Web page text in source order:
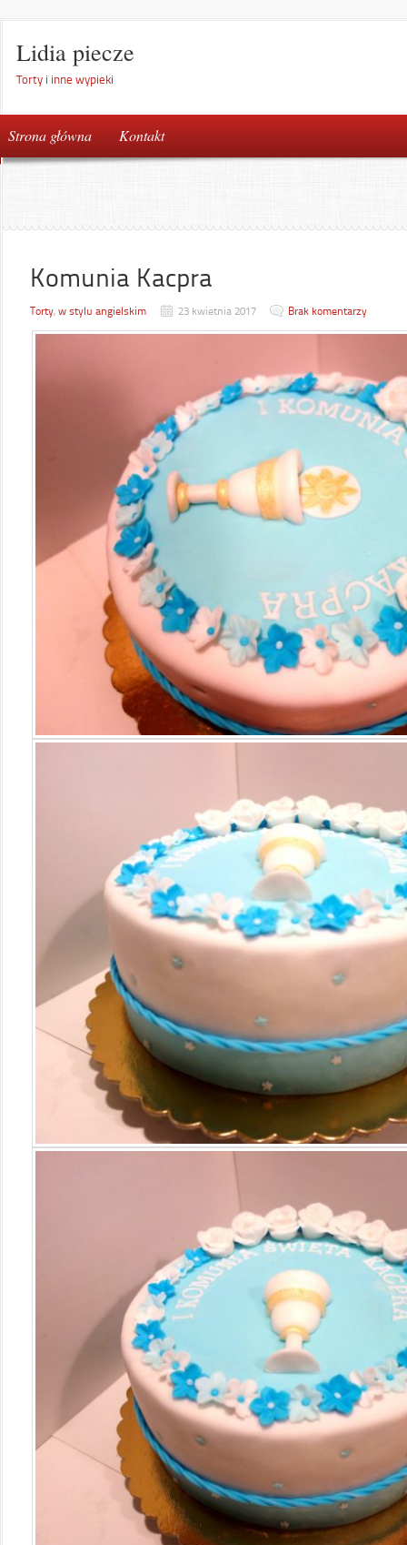
Lidia piecze
Torty i inne wypieki
Strona główna Kontakt
Komunia Kacpra
Torty, w stylu angielskim 23 kwietnia 2017 Brak komentarzy